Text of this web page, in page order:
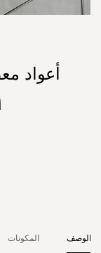
أعواد
الوصف المكونات